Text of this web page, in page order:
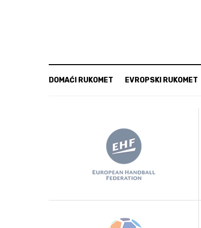
DOMAĆI RUKOMET EVROPSKI RUKOMET